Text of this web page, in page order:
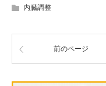
内臓調整
前のページ